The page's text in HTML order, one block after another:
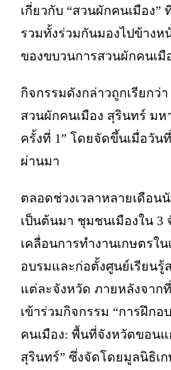
เกี่ยวกับ “สวนผักคนเมือง
รวมทั้งร่วมกันมองไปข้าง
ของขบวนการสวนผักคนเมื
กิจกรรมดังกล่าวถูกเรียกว่
สวนผักคนเมือง สุรินทร์ ม
ครั้งที่ 1” โดยจัดขึ้นเมื่อวัน
ผ่านมา
ตลอดช่วงเวลาหลายเดือน
เป็นต้นมา ชุมชนเมืองใน 3
เคลื่อนการทำงานเกษตรใ
อบรมและก่อตั้งศูนย์เรียนรู้
แต่ละจังหวัด ภายหลังจาก
เข้าร่วมกิจกรรม “การฝึก
คนเมือง: พื้นที่จังหวัดขอน
สุรินทร์” ซึ่งจัดโดยมูลนิธิเ